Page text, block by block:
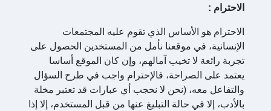
الاحترام :
الاحترام هو الأساس الذي تقوم عليه المجتمعات
الإنسانية، في موقعنا نأمل من المستخدين الحصول على
تجربة رائعة لا تخيب آمالهم، وإن كان الموقع أساسا
يعتمد على الصراحة، فالإحترام واجب في طرح السؤال
والتفاعل معه، (نحن لا نحجب أي عبارات قد تعتبر مخلة
بالأدب، إلا في حالة التبليغ عنها من قبل المستخدم، إلا إذا